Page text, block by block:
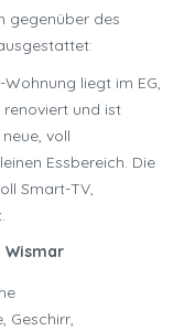
gegenüber des
liegt im EG,
und ist
voll
Essbereich. Die
Smart-TV,
Geschirr,